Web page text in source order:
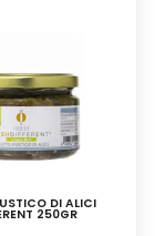
DI ALICI
250GR